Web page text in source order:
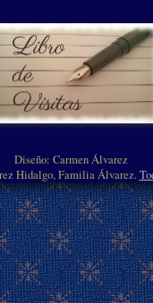
Diseño: Carmen Álvarez
Hidalgo, Familia Álvarez.